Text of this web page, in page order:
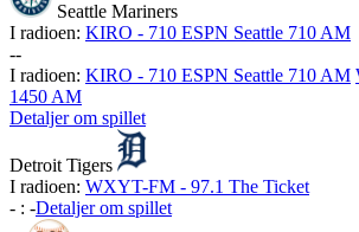
Seattle Mariners
I radioen: KIRO - 710 ESPN Seattle 710 AM
--
I radioen: KIRO - 710 ESPN Seattle 710 AM
1450 AM
Detaljer om spillet
Detroit Tigers
I radioen: WXYT-FM - 97.1 The Ticket
- : -Detaljer om spillet